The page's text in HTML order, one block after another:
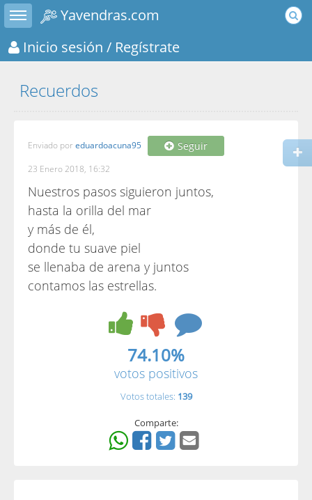
Toggle sidebar
Yavendras.com
Inicio sesión / Regístrate
Recuerdos
Enviado por eduardoacuna95 Seguir
23 Enero 2018, 16:32
Nuestros pasos siguieron juntos,
hasta la orilla del mar
y más de él,
donde tu suave piel
se llenaba de arena y juntos
contamos las estrellas.
74.10%
votos positivos
Votos totales: 139
Comparte: